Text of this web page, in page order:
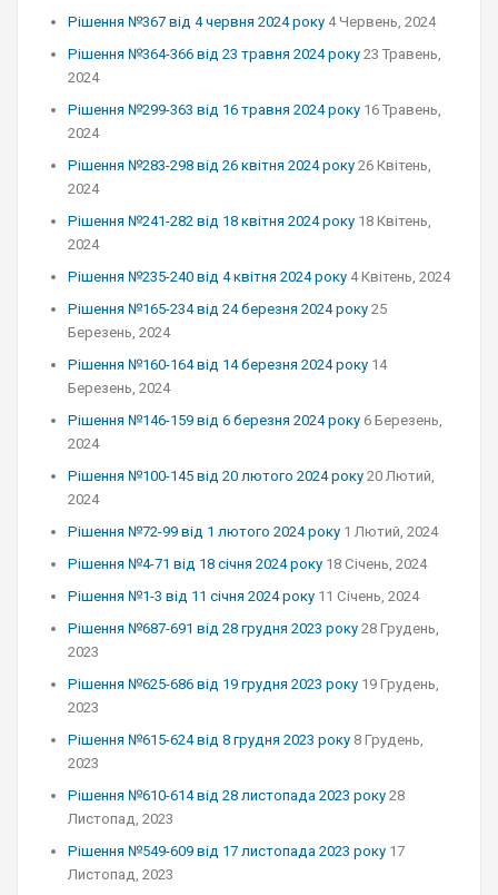
Рішення №367 від 4 червня 2024 року 4 Червень, 2024
Рішення №364-366 від 23 травня 2024 року 23 Травень,
2024
Рішення №299-363 від 16 травня 2024 року 16 Травень,
2024
Рішення №283-298 від 26 квітня 2024 року 26 Квітень,
2024
Рішення №241-282 від 18 квітня 2024 року 18 Квітень,
2024
Рішення №235-240 від 4 квітня 2024 року 4 Квітень, 2024
Рішення №165-234 від 24 березня 2024 року 25
Березень, 2024
Рішення №160-164 від 14 березня 2024 року 14
Березень, 2024
Рішення №146-159 від 6 березня 2024 року 6 Березень,
2024
Рішення №100-145 від 20 лютого 2024 року 20 Лютий,
2024
Рішення №72-99 від 1 лютого 2024 року 1 Лютий, 2024
Рішення №4-71 від 18 січня 2024 року 18 Січень, 2024
Рішення №1-3 від 11 січня 2024 року 11 Січень, 2024
Рішення №687-691 від 28 грудня 2023 року 28 Грудень,
2023
Рішення №625-686 від 19 грудня 2023 року 19 Грудень,
2023
Рішення №615-624 від 8 грудня 2023 року 8 Грудень,
2023
Рішення №610-614 від 28 листопада 2023 року 28
Листопад, 2023
Рішення №549-609 від 17 листопада 2023 року 17
Листопад, 2023